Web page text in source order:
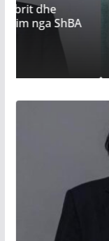
Daut
kthyer
vjen Albin